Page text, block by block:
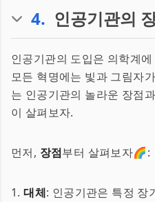
4. 인공기관의
인공기관의 도입은 의학계
모든 혁명에는 빛과 그림자
는 인공기관의 놀라운 장점
이 살펴보자.
먼저, 장점부터 살펴보자🌈:
1.대체: 인공기관은 특정 장